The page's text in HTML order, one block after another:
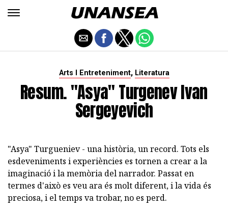
Arts I Entreteniment, Literatura
Resum. "Asya" Turgenev Ivan
Sergeyevich
"Asya" Turgueniev - una història, un record. Tots els
esdeveniments i experiències es tornen a crear a la
imaginació i la memòria del narrador. Passat en
termes d'això es veu ara és molt diferent, i la vida és
preciosa, i el temps va trobar, no es perd.